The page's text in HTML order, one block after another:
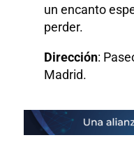
un encanto
perder.
Dirección:
Madrid.